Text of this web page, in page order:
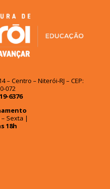
– Centro – Niterói-RJ – CEP:
072
6376
Sexta |
18h